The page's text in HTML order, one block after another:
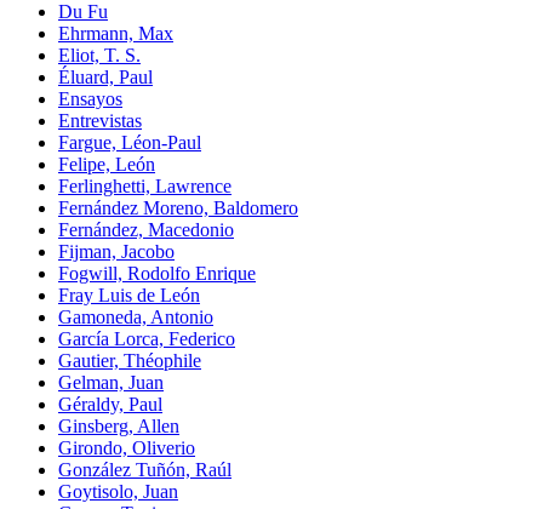
Du Fu
Ehrmann, Max
Eliot, T. S.
Éluard, Paul
Ensayos
Entrevistas
Fargue, Léon-Paul
Felipe, León
Ferlinghetti, Lawrence
Fernández Moreno, Baldomero
Fernández, Macedonio
Fijman, Jacobo
Fogwill, Rodolfo Enrique
Fray Luis de León
Gamoneda, Antonio
García Lorca, Federico
Gautier, Théophile
Gelman, Juan
Géraldy, Paul
Ginsberg, Allen
Girondo, Oliverio
González Tuñón, Raúl
Goytisolo, Juan